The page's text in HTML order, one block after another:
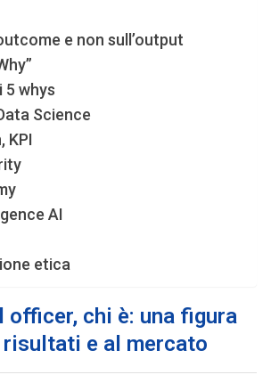
e non sull’output
5 whys
Science
KPI
AI
etica
officer, chi è: una figura
e al mercato